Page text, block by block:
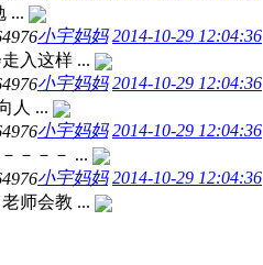
...
小宇妈妈 2014-10-29 12:04:36
入这样 ...
小宇妈妈 2014-10-29 12:04:36
人 ...
小宇妈妈 2014-10-29 12:04:36
－－－ ...
小宇妈妈 2014-10-29 12:04:36
师会教 ...